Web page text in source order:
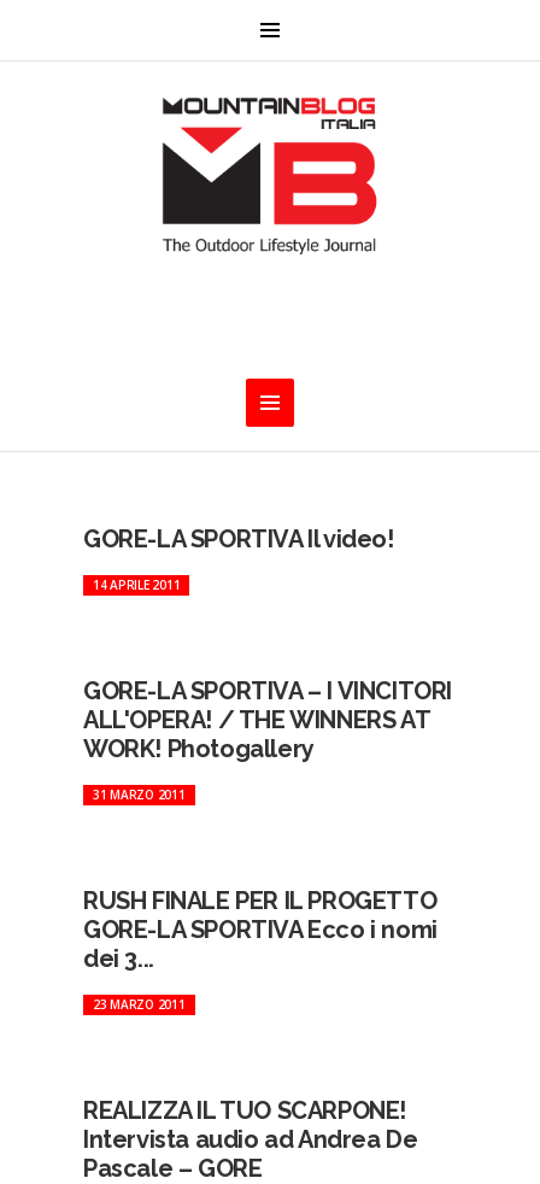
GORE-LA SPORTIVA Il video!
14 APRILE 2011
GORE-LA SPORTIVA – I VINCITORI
ALL'OPERA! / THE WINNERS AT
WORK! Photogallery
31 MARZO 2011
RUSH FINALE PER IL PROGETTO
GORE-LA SPORTIVA Ecco i nomi
dei 3...
23 MARZO 2011
REALIZZA IL TUO SCARPONE!
Intervista audio ad Andrea De
Pascale – GORE